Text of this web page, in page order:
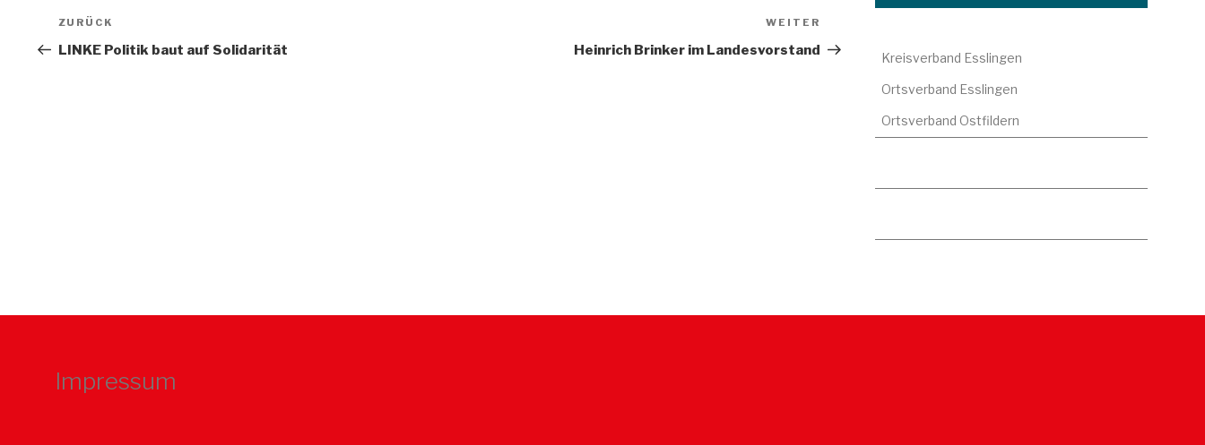
Beitragsnavigation
Vorheriger
Beitrag
ZURÜCK
LINKE Politik baut auf Solidarität
Beitrag
WEITER
Heinrich Brinker im Landesvorstand Kreisverband Esslingen
Ortsverband Esslingen
Ortsverband Ostfildern
Impressum